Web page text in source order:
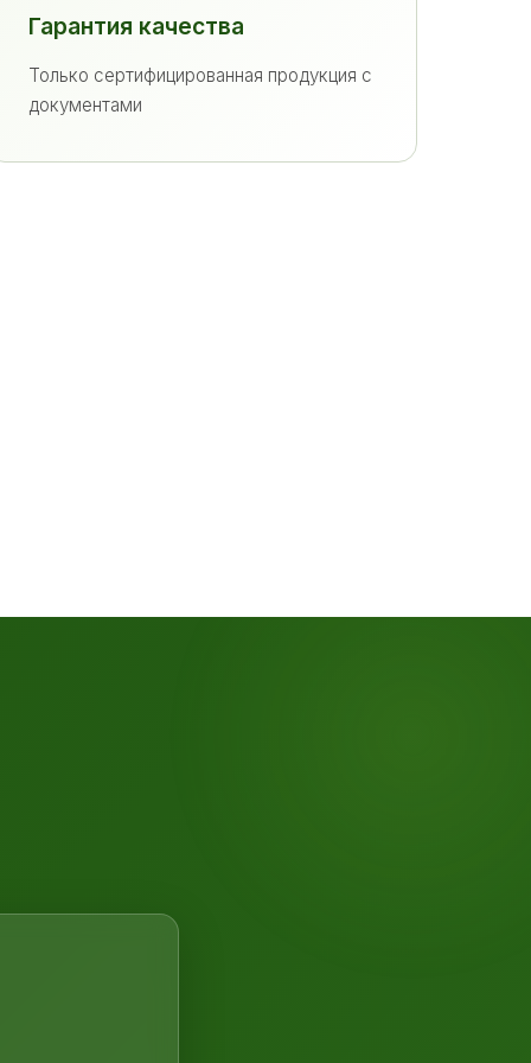
Гарантия качества
Только сертифицированная продукция с
документами